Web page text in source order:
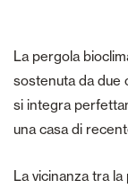
La pergola
sostenuta da due
si integra
una casa di
La vicinanza tra